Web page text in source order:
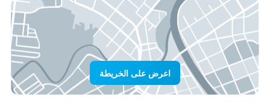
اعرض على الخريطة